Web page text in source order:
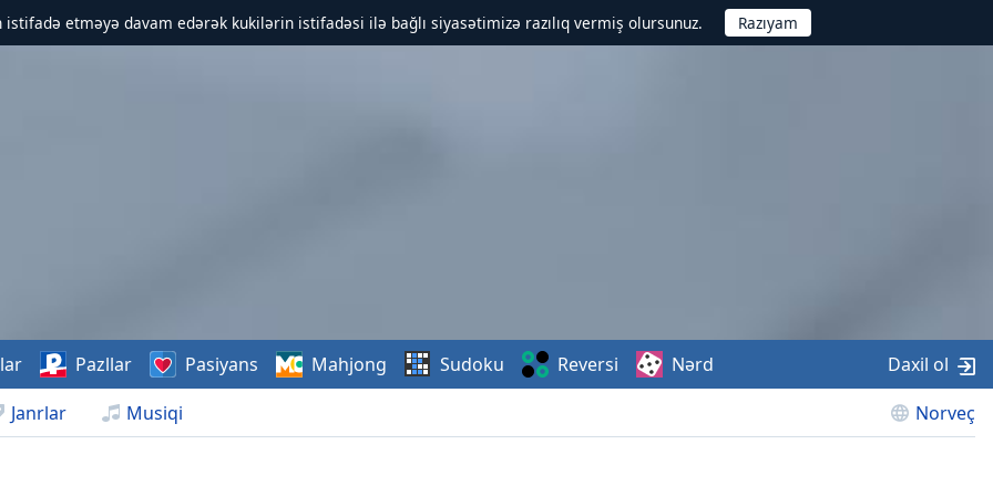
etməyə davam edərək kukilərin istifadəsi ilə bağlı siyasətimizə razılıq vermiş olursunuz.
Janrlar Musiqi Norveç
Pazllar Pasiyans Mahjong Sudoku Reversi Nərd Daxil ol